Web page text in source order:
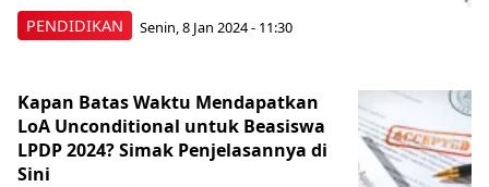
PENDIDIKAN Senin, 8 Jan 2024 - 11:30
Kapan Batas Waktu Mendapatkan
LoA Unconditional untuk Beasiswa
LPDP 2024? Simak Penjelasannya di
Sini